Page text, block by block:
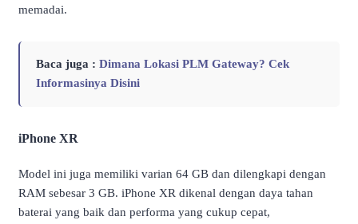
memadai.
Baca juga : Dimana Lokasi PLM Gateway? Cek
Informasinya Disini
iPhone XR
Model ini juga memiliki varian 64 GB dan dilengkapi dengan
RAM sebesar 3 GB. iPhone XR dikenal dengan daya tahan
baterai yang baik dan performa yang cukup cepat,